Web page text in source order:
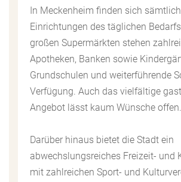
In Meckenheim finden sich
Einrichtungen des täglichen
großen Supermärkten stehen
Apotheken, Banken sowie
Grundschulen und weiterführende
Verfügung. Auch das vielfältige
Angebot lässt kaum Wünsche offen.
Darüber hinaus bietet die Stadt ein
abwechslungsreiches Freizeit- und
mit zahlreichen Sport- und